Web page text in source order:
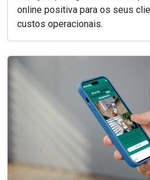
online positiva para os seus
custos operacionais.